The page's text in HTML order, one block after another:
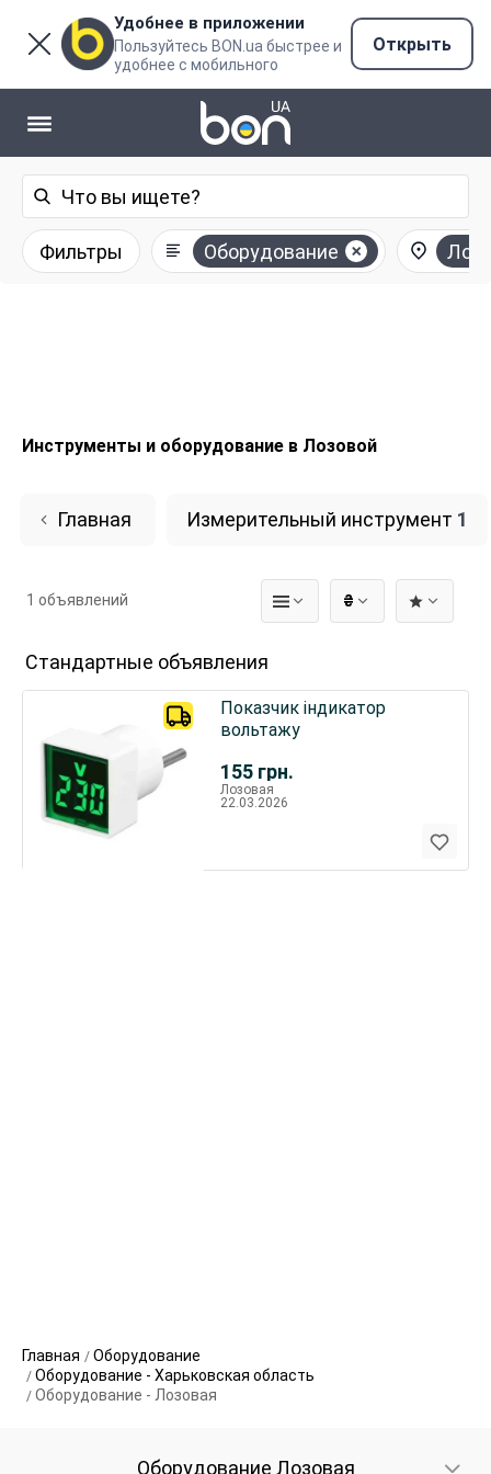
Удобнее в приложении
Пользуйтесь BON.ua быстрее и
удобнее с мобильного
Открыть
Фильтры Оборудование
Инструменты и оборудование в Лозовой
Главная Измерительный инструмент 1
₴
1 объявлений
Стандартные объявления
155 грн.
Показчик індикатор
вольтажу
Лозовая
22.03.2026
Главная
Оборудование
Оборудование - Харьковская область
Оборудование - Лозовая
Оборудование Лозовая